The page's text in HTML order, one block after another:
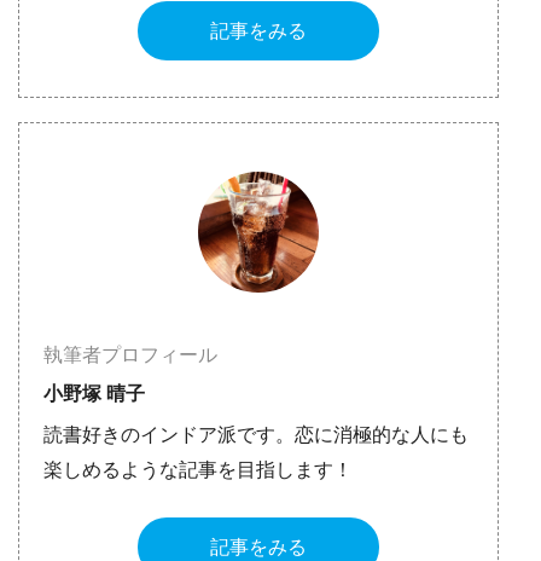
記事をみる
執筆者プロフィール
小野塚 晴子
読書好きのインドア派です。恋に消極的な人にも
楽しめるような記事を目指します！
記事をみる